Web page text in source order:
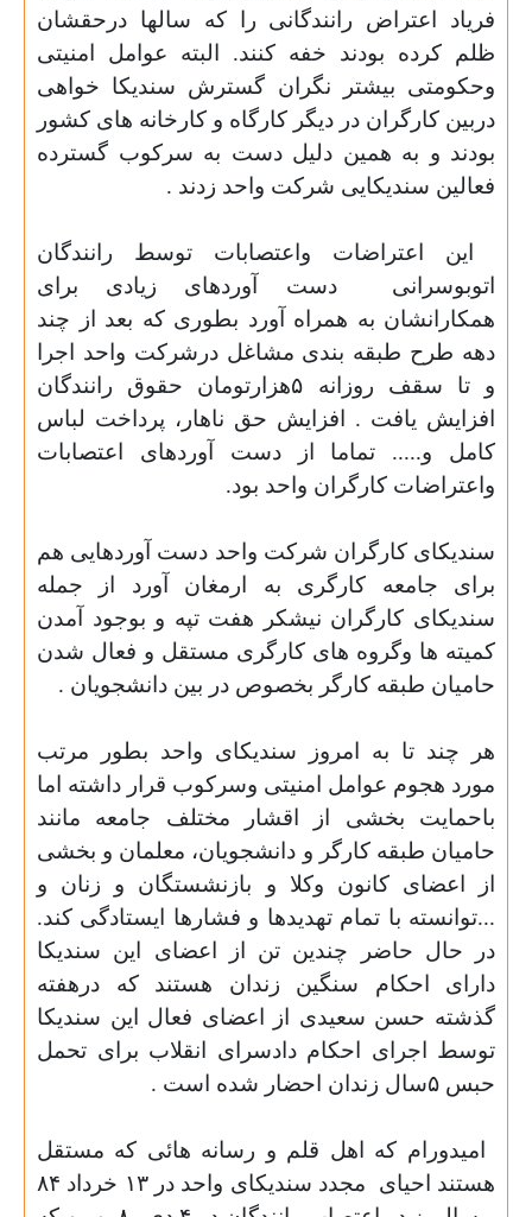
فریاد اعتراض رانندگانی را که سالها درحقشان
ظلم کرده بودند خفه کنند.
البته عوامل امنیتی
وحکومتی بیشتر نگران گسترش سندیکا خواهی
دربین کارگران در دیگر کارگاه و کارخانه های کشور
بودند و به همین دلیل دست به سرکوب گسترده
فعالین سندیکایی شرکت واحد زدند .
این اعتراضات واعتصابات توسط رانندگان
اتوبوسرانی
دست آوردهای زیادی برای
همکارانشان به همراه آورد بطوری که بعد از چند
دهه طرح طبقه بندی مشاغل درشرکت واحد اجرا
و تا سقف روزانه ۵هزارتومان حقوق رانندگان
افزایش یافت . افزایش حق ناهار ، پرداخت لباس
کامل و..... تماما از دست آوردهای اعتصابات
واعتراضات کارگران واحد بود.
سندیکای کارگران شرکت واحد دست آوردهایی هم
برای جامعه کارگری به ارمغان آورد از جمله
سندیکای کارگران نیشکر هفت تپه و بوجود آمدن
کمیته ها وگروه های کارگری مستقل و فعال شدن
حامیان طبقه کارگر بخصوص در بین دانشجویان .
هر چند تا به امروز سندیکای واحد بطور مرتب
مورد هجوم عوامل امنیتی وسرکوب قرار داشته اما
باحمایت بخشی از اقشار مختلف جامعه مانند
حامیان طبقه کارگر و دانشجویان، معلمان و بخشی
از اعضای کانون وکلا و بازنشستگان و زنان و
...توانسته با تمام تهدیدها و فشارها ایستادگی کند.
در
حال حاضر چندین تن از اعضای این سندیکا
دارای احکام سنگین زندان هستند که درهفته
گذشته حسن سعیدی از اعضای فعال این سندیکا
توسط اجرای احکام دادسرای انقلاب برای تحمل
حبس ۵سال زندان احضار شده است .
امیدورام که اهل قلم و رسانه هائی که مستقل
هستند احیای
مجدد سندیکای واحد در ۱۳ خرداد ۸۴